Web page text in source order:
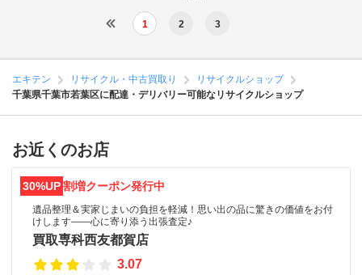
1 2 3
エキテン リサイクル・中古買取り
リサイクルショップ
千葉県千葉市若葉区に配達・デリバリー可能なリサイクルショップ
お近くのお店
30%UP割増クーポン発行中
遺品整理＆実家じまいの負担を軽減！思い出の品に驚きの価値をお付
けします――心に寄り添う出張査定♪
買取専科西友都賀店
3.07